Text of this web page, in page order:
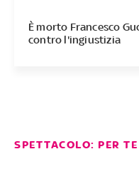
È morto Francesco
contro l'ingiustizia
SPETTACOLO: PER TE